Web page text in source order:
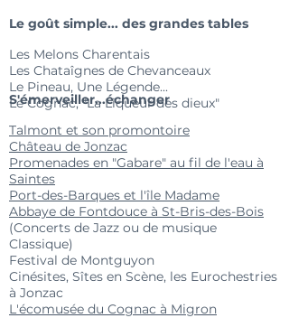
Le goût simple... des grandes tables
Les Melons Charentais
Les Chataîgnes de Chevanceaux
Le Pineau, Une Légende...
Le Cognac, "La Liqueur des dieux"
S'émerveiller...échanger
Talmont et son promontoire
Château de Jonzac
Promenades en "Gabare" au fil de l'eau à
Saintes
Port-des-Barques et l'île Madame
Abbaye de Fontdouce à St-Bris-des-Bois
(Concerts de Jazz ou de musique
Classique)
Festival de Montguyon
Cinésites, Sîtes en Scène, les Eurochestries
à Jonzac
L'écomusée du Cognac à Migron